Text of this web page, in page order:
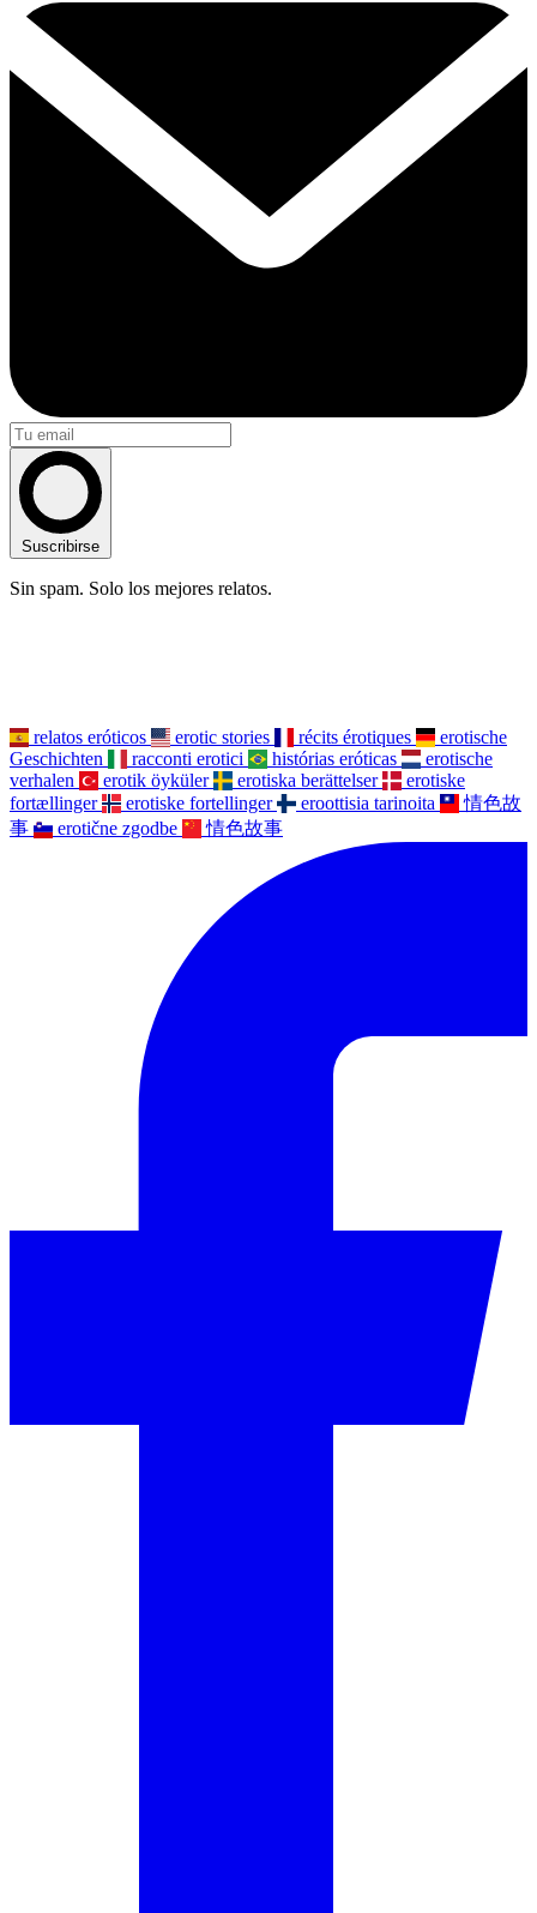
Suscribirse
Sin spam. Solo los mejores relatos.
relatos eróticos erotic stories récits érotiques
erotische
Geschichten
racconti erotici histórias eróticas
erotische
verhalen
erotik öyküler erotiska berättelser
erotiske
fortællinger
erotiske fortellinger eroottisia tarinoita
情色故
事
erotične zgodbe 情色故事